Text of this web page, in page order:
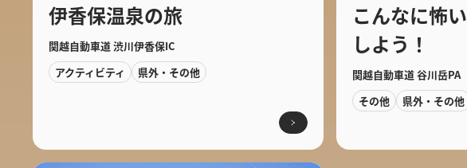
伊香保温泉の旅
関越自動車道 渋川伊香保IC
アクティビティ
県外・その他
こんなに怖
しよう！
関越自動車道 谷川岳PA
その他
県外・その他